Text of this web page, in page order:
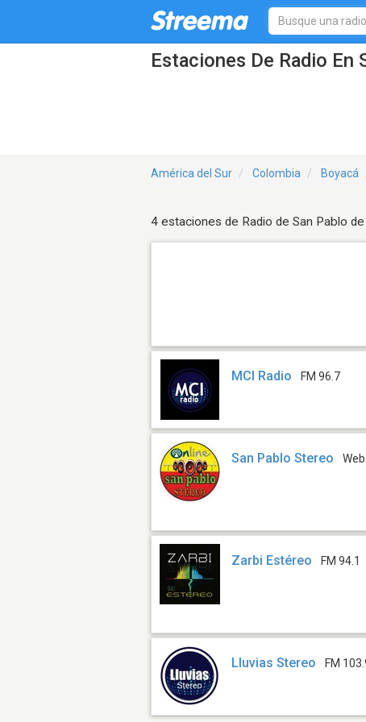
Estaciones De Radio En
América del Sur Colombia Boyacá
4 estaciones de Radio de San Pablo
MCI Radio FM 96.7
San Pablo Stereo Web
Zarbi Estéreo FM 94.1
Lluvias Stereo FM